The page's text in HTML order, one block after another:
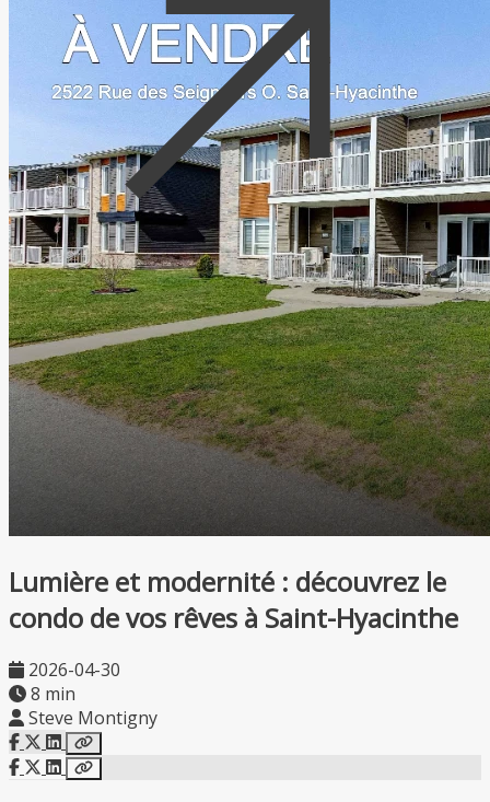
Lumière et modernité : découvrez le
condo de vos rêves à Saint-Hyacinthe
2026-04-30
8 min
Steve Montigny